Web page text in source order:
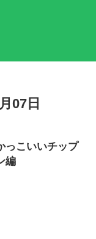
07日
っこいいチップ
編